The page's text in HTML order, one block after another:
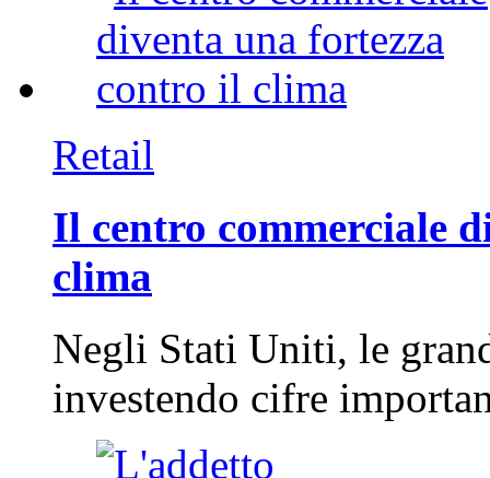
Retail
Il centro commerciale
clima
Negli Stati Uniti, le
investendo cifre